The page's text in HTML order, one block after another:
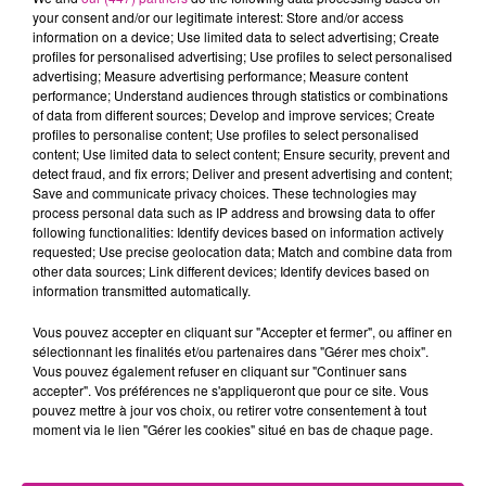
s'annonce comme la plus ambitieuse de sa carrière, avec
des dates en Amérique latine, en Asie, en Amérique du Nord
mais aussi en Europe. Pour les fans français, la star sera en
concert le 6 juin à la LDLC Arena de Lyon, puis le 9 juin à
l'Accor Arena de Paris.
Le "Tour Ma Vie World Tour" marque la plus grande tournée
de Doja Cat à ce jour et sa première fois en tête d'affiche
dans plusieurs régions
TITRES DIFFUSÉS Voir plus
19h34
19h34 19h31
19h31 19h29
19h29
your consent and/or our legitimate interest: Store and/or access
information on a device; Use limited data to select advertising; Create
profiles for personalised advertising; Use profiles to select personalised
advertising; Measure advertising performance; Measure content
performance; Understand audiences through statistics or combinations
of data from different sources; Develop and improve services; Create
profiles to personalise content; Use profiles to select personalised
content; Use limited data to select content; Ensure security, prevent and
detect fraud, and fix errors; Deliver and present advertising and content;
Save and communicate privacy choices. These technologies may
process personal data such as IP address and browsing data to offer
following functionalities: Identify devices based on information actively
requested; Use precise geolocation data; Match and combine data from
other data sources; Link different devices; Identify devices based on
information transmitted automatically.
Vous pouvez accepter en cliquant sur "Accepter et fermer", ou affiner en
sélectionnant les finalités et/ou partenaires dans "Gérer mes choix".
Vous pouvez également refuser en cliquant sur "Continuer sans
accepter". Vos préférences ne s'appliqueront que pour ce site. Vous
pouvez mettre à jour vos choix, ou retirer votre consentement à tout
moment via le lien "Gérer les cookies" situé en bas de chaque page.